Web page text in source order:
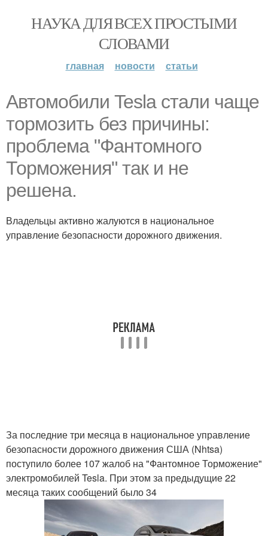
НАУКА ДЛЯ ВСЕХ ПРОСТЫМИ
СЛОВАМИ
главная новости статьи
Автомобили Tesla стали чаще
тормозить без причины:
проблема "Фантомного
Торможения" так и не
решена.
Владельцы активно жалуются в национальное
управление безопасности дорожного движения.
За последние три месяца в национальное управление
безопасности дорожного движения США (Nhtsa)
поступило более 107 жалоб на "Фантомное Торможение"
электромобилей Tesla. При этом за предыдущие 22
месяца таких сообщений было 34